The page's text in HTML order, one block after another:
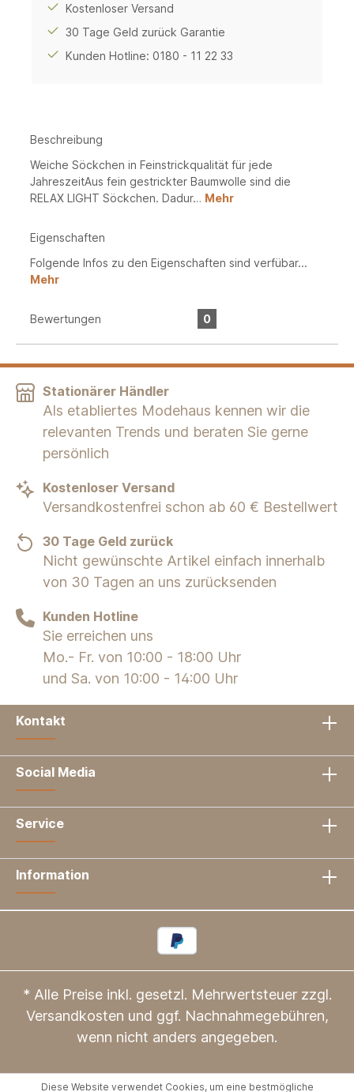
Kostenloser Versand
30 Tage Geld zurück Garantie
Kunden Hotline: 0180 - 11 22 33
Beschreibung
Weiche Söckchen in Feinstrickqualität für jede
JahreszeitAus fein gestrickter Baumwolle sind die
RELAX LIGHT Söckchen. Dadur… Mehr
Eigenschaften
Folgende Infos zu den Eigenschaften sind verfübar...
Mehr
Bewertungen 0
Stationärer Händler
Als etabliertes Modehaus kennen wir die
relevanten Trends und beraten Sie gerne
persönlich
Kostenloser Versand
Versandkostenfrei schon ab 60 € Bestellwert
30 Tage Geld zurück
Nicht gewünschte Artikel einfach innerhalb
von 30 Tagen an uns zurücksenden
Kunden Hotline
Sie erreichen uns
Mo.- Fr. von 10:00 - 18:00 Uhr
und Sa. von 10:00 - 14:00 Uhr
Kontakt
Social Media
Service
Information
* Alle Preise inkl. gesetzl. Mehrwertsteuer zzgl.
Versandkosten und ggf. Nachnahmegebühren,
wenn nicht anders angegeben.
Diese Website verwendet Cookies, um eine bestmögliche